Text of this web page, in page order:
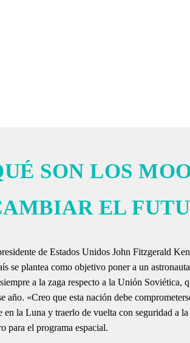
SON LOS
EL
de Estados Unidos John Fitzgerald
se plantea como objetivo poner a un
a la zaga respecto a la Unión Soviética,
año. «Creo que esta nación debe
en la Luna y traerlo de vuelta con seguridad a
para el programa espacial.